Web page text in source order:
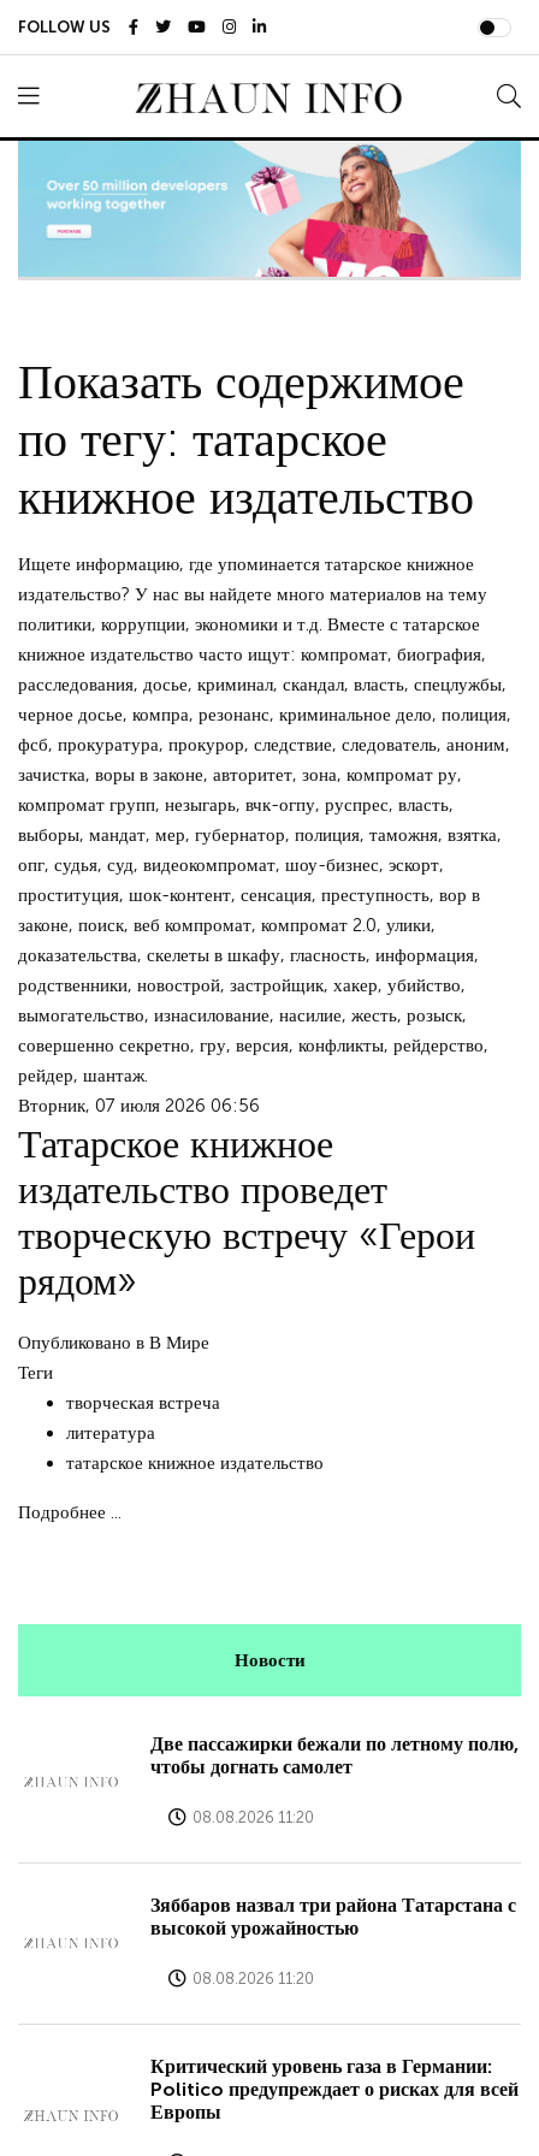
FOLLOW US
Показать содержимое
по тегу: татарское
книжное издательство
Ищете информацию, где упоминается татарское книжное
издательство? У нас вы найдете много материалов на тему
политики, коррупции, экономики и т.д. Вместе с татарское
книжное издательство часто ищут: компромат, биография,
расследования, досье, криминал, скандал, власть, спецлужбы,
черное досье, компра, резонанс, криминальное дело, полиция,
фсб, прокуратура, прокурор, следствие, следователь, аноним,
зачистка, воры в законе, авторитет, зона, компромат ру,
компромат групп, незыгарь, вчк-огпу, руспрес, власть,
выборы, мандат, мер, губернатор, полиция, таможня, взятка,
опг, судья, суд, видеокомпромат, шоу-бизнес, эскорт,
проституция, шок-контент, сенсация, преступность, вор в
законе, поиск, веб компромат, компромат 2.0, улики,
доказательства, скелеты в шкафу, гласность, информация,
родственники, новострой, застройщик, хакер, убийство,
вымогательство, изнасилование, насилие, жесть, розыск,
совершенно секретно, гру, версия, конфликты, рейдерство,
рейдер, шантаж.
Вторник, 07 июля 2026 06:56
Татарское книжное
издательство проведет
творческую встречу «Герои
рядом»
Опубликовано в В Мире
Теги
творческая встреча
литература
татарское книжное издательство
Подробнее ...
Новости
Две пассажирки бежали по летному полю,
чтобы догнать самолет
08.08.2026 11:20
Зяббаров назвал три района Татарстана с
высокой урожайностью
08.08.2026 11:20
Критический уровень газа в Германии:
Politico предупреждает о рисках для всей
Европы